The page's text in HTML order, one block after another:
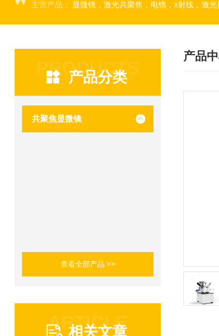
主营产品： 显微镜，激光共聚焦，电镜，x射线，激光捕获显微切割，荧光成像系统，
PRODUCTS
产品分类
共聚焦显微镜
查看全部产品 >>
ARTICLE
相关文章
产品